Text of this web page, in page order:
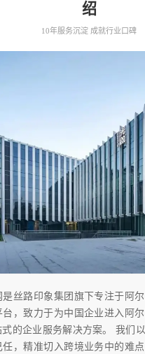
绍
10年服务沉淀 成就行业口碑
是丝路印象集团旗下专注于阿
台，致力于为中国企业进入阿
式的企业服务解决方案。 我们
任，精准切入跨境业务中的难